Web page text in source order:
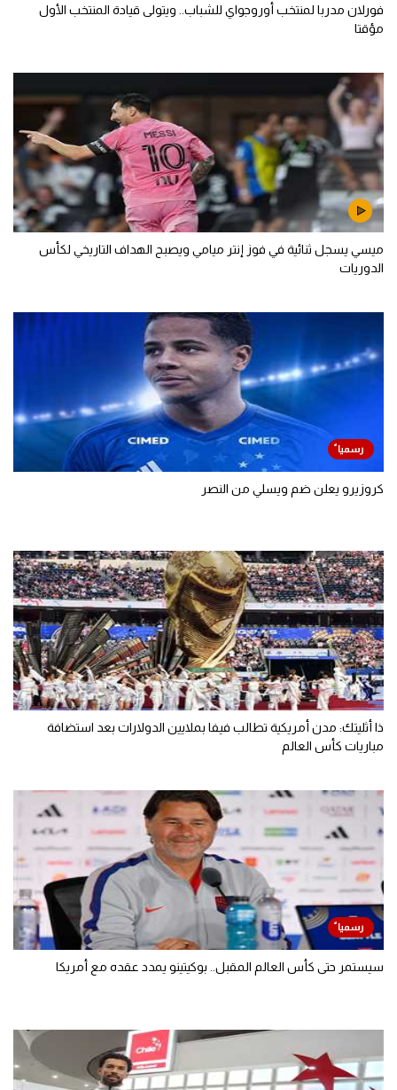
فورلان مدربا لمنتخب أوروجواي للشباب.. ويتولى قيادة المنتخب الأول
مؤقتا
ميسي يسجل ثنائية في فوز إنتر ميامي ويصبح الهداف التاريخي لكأس
الدوريات
كروزيرو يعلن ضم ويسلي من النصر
ذا أثليتك: مدن أمريكية تطالب فيفا بملايين الدولارات بعد استضافة
مباريات كأس العالم
سيستمر حتى كأس العالم المقبل.. بوكيتينو يمدد عقده مع أمريكا